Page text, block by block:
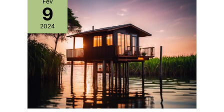
9
2024